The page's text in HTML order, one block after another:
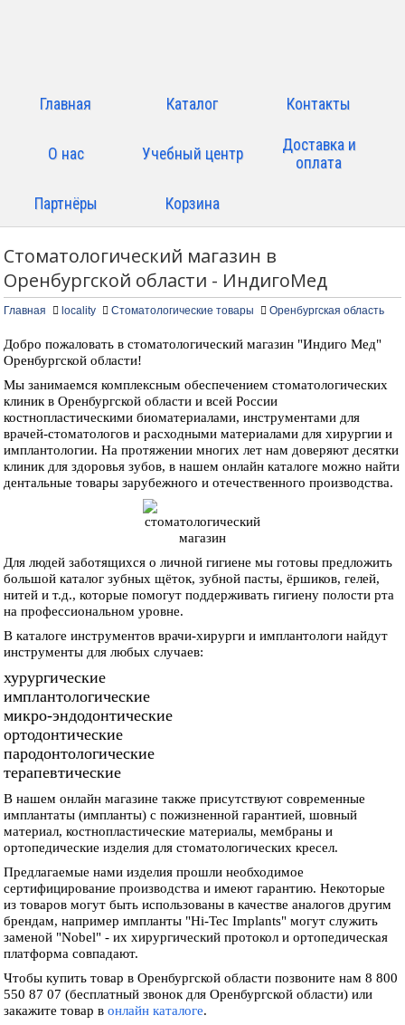
Главная Каталог Контакты
О нас Учебный центр
Доставка и
оплата
Партнёры Корзина
Стоматологический магазин в
Оренбургской области - ИндигоМед
Главная locality Стоматологические товары Оренбургская область
Добро пожаловать в стоматологический магазин "Индиго Мед"
Оренбургской области!
Мы занимаемся комплексным обеспечением стоматологических
клиник в Оренбургской области и всей России
костнопластическими биоматериалами, инструментами для
врачей-стоматологов и расходными материалами для хирургии и
имплантологии. На протяжении многих лет нам доверяют десятки
клиник для здоровья зубов, в нашем онлайн каталоге можно найти
дентальные товары зарубежного и отечественного производства.
Для людей заботящихся о личной гигиене мы готовы предложить
большой каталог зубных щёток, зубной пасты, ёршиков, гелей,
нитей и т.д., которые помогут поддерживать гигиену полости рта
на профессиональном уровне.
В каталоге инструментов врачи-хирурги и имплантологи найдут
инструменты для любых случаев:
хурургические
имплантологические
микро-эндодонтические
ортодонтические
пародонтологические
терапевтические
В нашем онлайн магазине также присутствуют современные
имплантаты (импланты) с пожизненной гарантией, шовный
материал, костнопластические материалы, мембраны и
ортопедические изделия для стоматологических кресел.
Предлагаемые нами изделия прошли необходимое
сертифицирование производства и имеют гарантию. Некоторые
из товаров могут быть использованы в качестве аналогов другим
брендам, например импланты "Hi-Tec Implants" могут служить
заменой "Nobel" - их хирургический протокол и ортопедическая
платформа совпадают.
Чтобы купить товар в Оренбургской области позвоните нам 8 800
550 87 07 (бесплатный звонок для Оренбургской области) или
закажите товар вонлайн каталоге.